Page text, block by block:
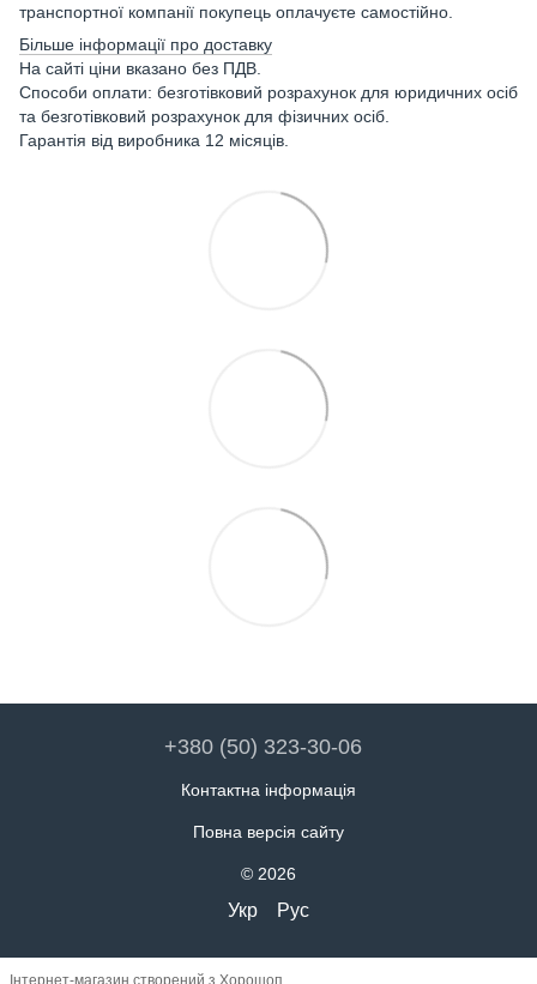
транспортної компанії покупець оплачуєте самостійно.
Більше інформації про доставку
На сайті ціни вказано без ПДВ.
Способи оплати: безготівковий розрахунок для юридичних осіб
та безготівковий розрахунок для фізичних осіб.
Гарантія від виробника 12 місяців.
+380 (50) 323-30-06
Контактна інформація
Повна версія сайту
© 2026
Укр Рус
Інтернет-магазин створений з Хорошоп